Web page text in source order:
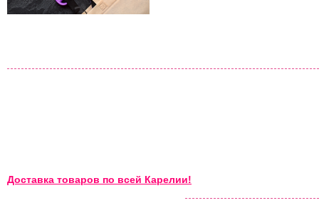
Доставка товаров по всей Карелии!